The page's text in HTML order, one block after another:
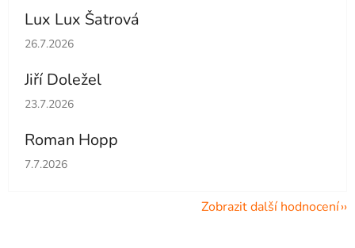
Lux Lux Šatrová
Hodnocení obchodu je 5 z 5 hvězdiček.
26.7.2026
Jiří Doležel
Hodnocení obchodu je 5 z 5 hvězdiček.
23.7.2026
Roman Hopp
Hodnocení obchodu je 5 z 5 hvězdiček.
7.7.2026
Zobrazit další hodnocení